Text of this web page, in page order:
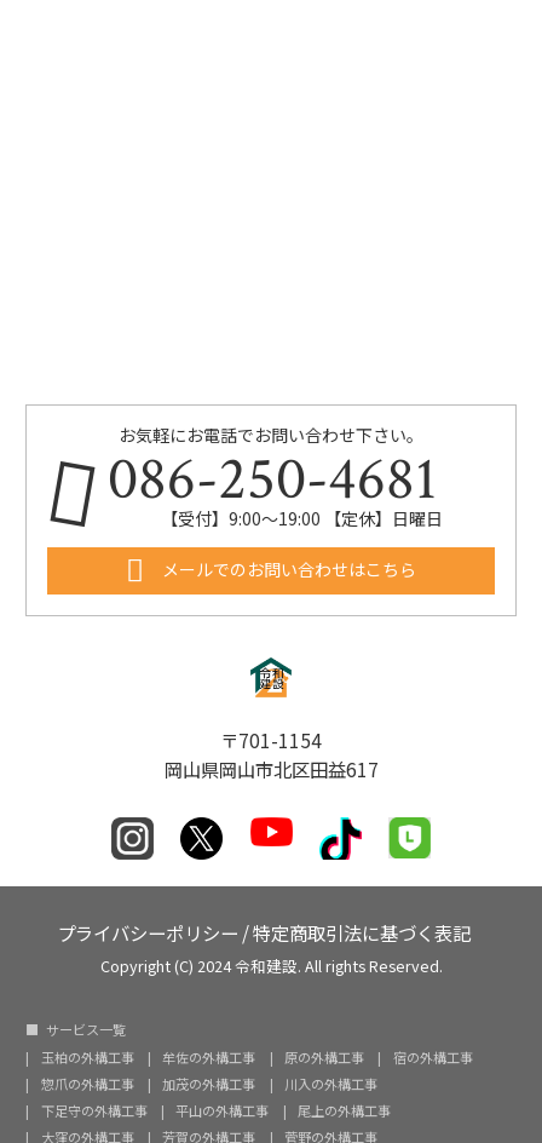
お気軽にお電話でお問い合わせ下さい。
086-250-4681
【受付】9:00〜19:00 【定休】日曜日
メールでのお問い合わせはこちら
〒701-1154
岡山県岡山市北区田益617
プライバシーポリシー /特定商取引法に基づく表記
Copyright (C) 2024 令和建設. All rights Reserved.
サービス一覧
玉柏の外構工事
牟佐の外構工事 原の外構工事
宿の外構工事
惣爪の外構工事
加茂の外構工事
川入の外構工事
下足守の外構工事
平山の外構工事
尾上の外構工事
大窪の外構工事
芳賀の外構工事 菅野の外構工事